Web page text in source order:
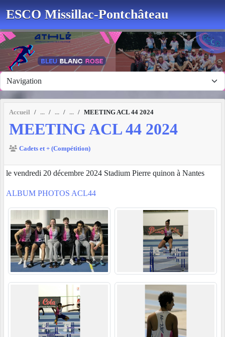
ESCO Missillac-Pontchâteau
Accueil MEETING ACL 44 2024
MEETING ACL 44 2024
Cadets et + (Compétition)
le vendredi 20 décembre 2024 Stadium Pierre quinon à Nantes
ALBUM PHOTOS ACL44